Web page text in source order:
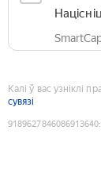
Калі ў вас узніклі
сувязі
9189627846086913640: